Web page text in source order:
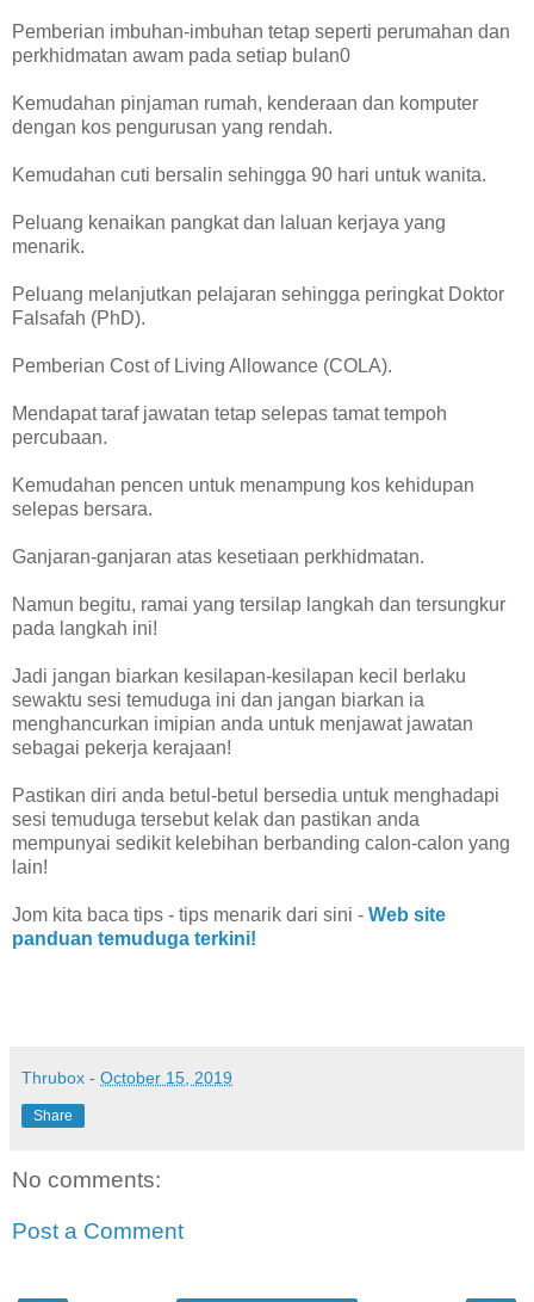
Pemberian imbuhan-imbuhan tetap seperti perumahan dan
perkhidmatan awam pada setiap bulan0
Kemudahan pinjaman rumah, kenderaan dan komputer
dengan kos pengurusan yang rendah.
Kemudahan cuti bersalin sehingga 90 hari untuk wanita.
Peluang kenaikan pangkat dan laluan kerjaya yang
menarik.
Peluang melanjutkan pelajaran sehingga peringkat Doktor
Falsafah (PhD).
Pemberian Cost of Living Allowance (COLA).
Mendapat taraf jawatan tetap selepas tamat tempoh
percubaan.
Kemudahan pencen untuk menampung kos kehidupan
selepas bersara.
Ganjaran-ganjaran atas kesetiaan perkhidmatan.
Namun begitu, ramai yang tersilap langkah dan tersungkur
pada langkah ini!
Jadi jangan biarkan kesilapan-kesilapan kecil berlaku
sewaktu sesi temuduga ini dan jangan biarkan ia
menghancurkan imipian anda untuk menjawat jawatan
sebagai pekerja kerajaan!
Pastikan diri anda betul-betul bersedia untuk menghadapi
sesi temuduga tersebut kelak dan pastikan anda
mempunyai sedikit kelebihan berbanding calon-calon yang
lain!
Jom kita baca tips - tips menarik dari sini - Web site
panduan temuduga terkini!
Thrubox - October 15, 2019
Share
No comments:
Post a Comment